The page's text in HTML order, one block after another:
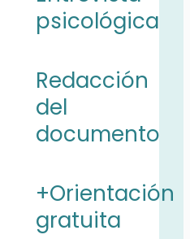
psicológica
Redacción
del
documento
+Orientación
gratuita